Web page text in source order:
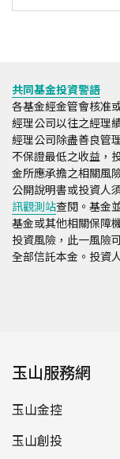
共同基金投資警語
各基金經金管會核准
經理公司以往之經理
經理公司除盡善良管
不保證最低之收益，
金所應承擔之相關風
公開說明書或投資人
訊觀測站查閱。基金
基金或其他相關保障
投資風險，此一風險
全部信託本金。投資
玉山服務網
玉山金控
玉山創投